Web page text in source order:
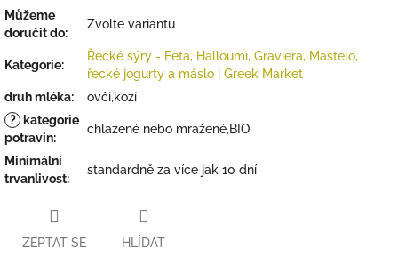
Můžeme
doručit do:
Zvolte variantu
Kategorie:
Řecké sýry - Feta, Halloumi, Graviera, Mastelo,
řecké jogurty a máslo | Greek Market
druh mléka:
ovčí,kozí
?
kategorie
potravin:
chlazené nebo mražené,BIO
Minimální
trvanlivost:
standardně za více jak 10 dní
ZEPTAT SE HLÍDAT